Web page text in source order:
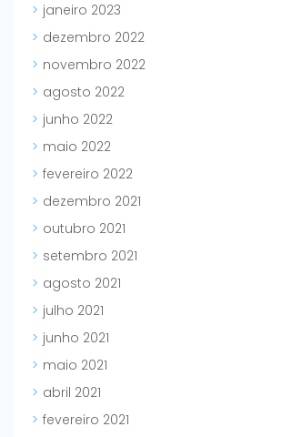
janeiro 2023
dezembro 2022
novembro 2022
agosto 2022
junho 2022
maio 2022
fevereiro 2022
dezembro 2021
outubro 2021
setembro 2021
agosto 2021
julho 2021
junho 2021
maio 2021
abril 2021
fevereiro 2021